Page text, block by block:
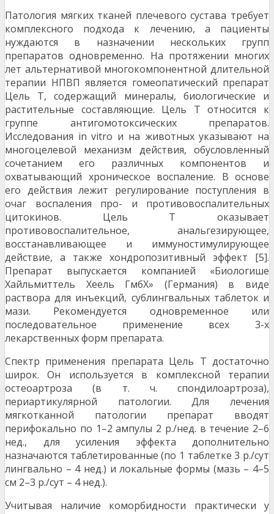
Патология мягких тканей плечевого сустава требует
комплексного подхода к лечению, а пациенты
нуждаются в назначении нескольких групп
препаратов одновременно. На протяжении многих
лет альтернативой многокомпонентной длительной
терапии НПВП является гомеопатический препарат
Цель Т, содержащий минералы, биологические и
растительные составляющие. Цель Т относится к
группе антигомотоксических препаратов.
Исследования in vitro и на животных указывают на
многоцелевой механизм действия, обусловленный
сочетанием его различных компонентов и
охватывающий хроническое воспаление. В основе
его действия лежит регулирование поступления в
очаг воспаления про- и противовоспалительных
цитокинов. Цель Т оказывает
противовоспалительное, анальгезирующее,
восстанавливающее и иммуностимулирующее
действие, а также хондропозитивный эффект [5].
Препарат выпускается компанией «Биологише
Хайльмиттель Хеель ГмбХ» (Германия) в виде
раствора для инъекций, сублингвальных таблеток и
мази. Рекомендуется одновременное или
последовательное применение всех 3-х
лекарственных форм препарата.
Спектр применения препарата Цель Т достаточно
широк. Он используется в комплексной терапии
остеоартроза (в т. ч. спондилоартроза),
периартикулярной патологии. Для лечения
мягкотканной патологии препарат вводят
перифокально по 1–2 ампулы 2 р./нед. в течение 2–6
нед., для усиления эффекта дополнительно
назначаются таблетированные (по 1 таблетке 3 р./сут
лингвально – 4 нед.) и локальные формы (мазь – 4–5
см 2–3 р./сут – 4 нед.).
Учитывая наличие коморбидности практически у